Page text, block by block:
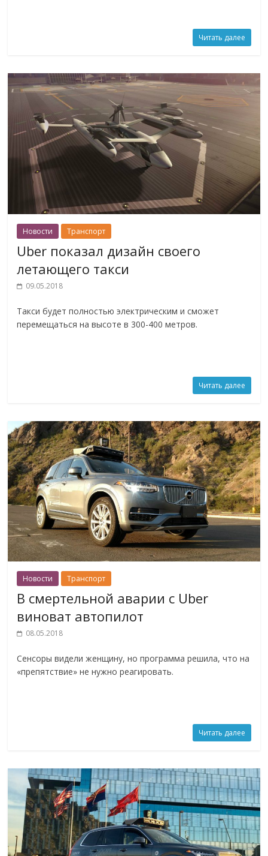
Читать далее
Новости Транспорт
Uber показал дизайн своего
летающего такси
09.05.2018
Такси будет полностью электрическим и сможет
перемещаться на высоте в 300-400 метров.
Читать далее
Новости Транспорт
В смертельной аварии с Uber
виноват автопилот
08.05.2018
Сенсоры видели женщину, но программа решила, что на
«препятствие» не нужно реагировать.
Читать далее